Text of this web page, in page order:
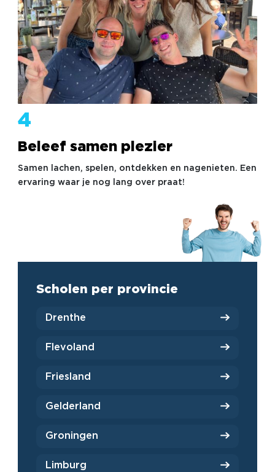
4
Beleef samen plezier
Samen lachen, spelen, ontdekken en nagenieten. Een
ervaring waar je nog lang over praat!
Scholen per provincie
Drenthe
Flevoland
Friesland
Gelderland
Groningen
Limburg